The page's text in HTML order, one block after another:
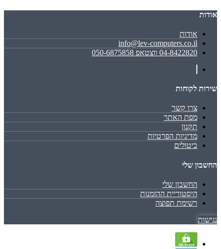
אודות
אודות
info@lev-computers.co.il
04-8422820 ווצטאפ 050-6875858
שירות לקוחות
צרו קשר
מפת האתר
תקנון
מדיניות הפרטיות
ביטולים
החשבון שלי
החשבון שלי
היסטוריית ההזמנות
רשימת תפוצה
נגישות